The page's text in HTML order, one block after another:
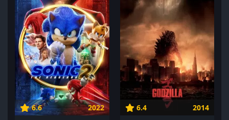
6.6 2022 6.4 2014